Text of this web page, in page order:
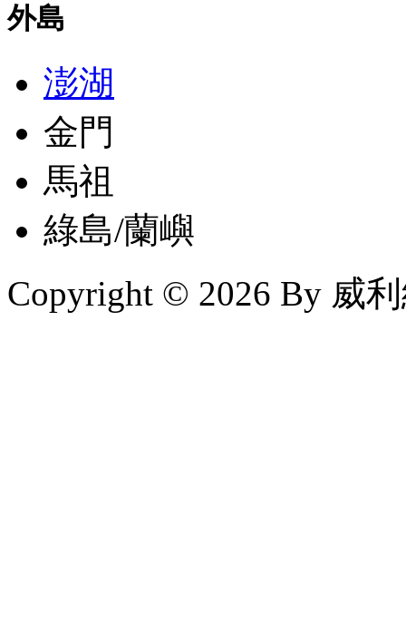
外島
澎湖
金門
馬祖
綠島/蘭嶼
Copyright © 2026 By 威